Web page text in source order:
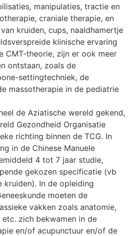
manipulaties, tractie en
craniale therapie, en
kruiden, cups, naaldhamertje
klinische ervaring
CMT-theorie, zijn er ook meer
ontstaan, zoals de
settingtechniek, de
massotherapie in de pediatrie
de Aziatische wereld gekend,
Gezondheid Organisatie
richting binnen de TCG. In
in de Chinese Manuele
4 tot 7 jaar studie,
gekozen specificatie (vb
kruiden). In de opleiding
moeten de
vakken zoals anatomie,
zich bekwamen in de
en/of acupunctuur en/of de